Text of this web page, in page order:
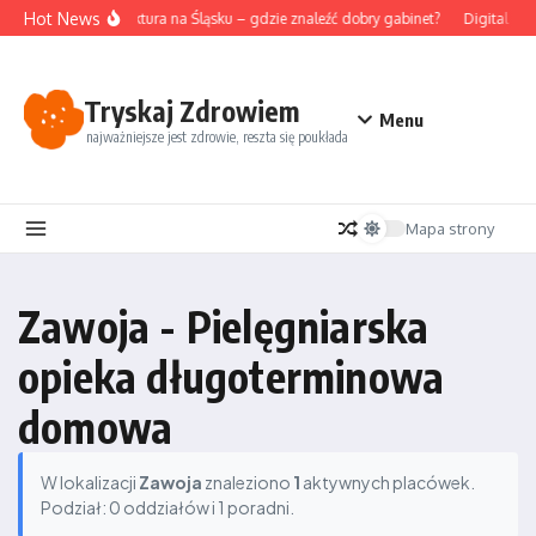
Przejdź do treści
Hot NewsAkupunktura na Śląsku – gdzie znaleźć dobry gabinet? Digital
Tryskaj Zdrowiem
najważniejsze jest zdrowie, reszta się poukłada
Menu
Mapa strony
Zawoja - Pielęgniarska
opieka długoterminowa
domowa
W lokalizacji Zawoja znaleziono 1 aktywnych placówek.
Podział: 0 oddziałów i 1 poradni.